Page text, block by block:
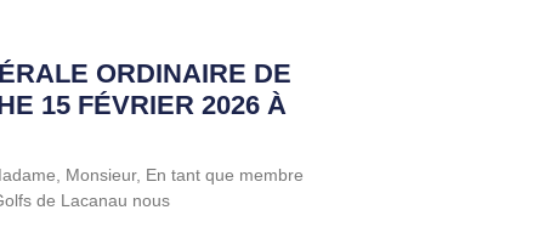
ORDINAIRE DE
15 FÉVRIER 2026 À
Monsieur, En tant que membre
de Lacanau nous